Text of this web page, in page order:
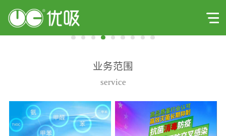
业务范围
service